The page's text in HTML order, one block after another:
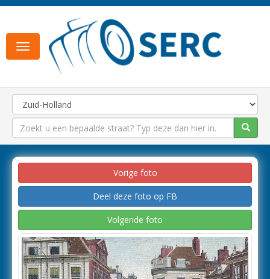
Toggle
navigation
Vorige foto
Deel deze foto op FB
Volgende foto